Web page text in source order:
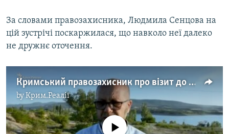
За словами правозахисника, Людмила Сенцова на
цій зустрічі поскаржилася, що навколо неї далеко
не дружнє оточення.
Кримський правозахисник про візит до сім'ї Сенцова
byКрим.Реалії
No media source currently available